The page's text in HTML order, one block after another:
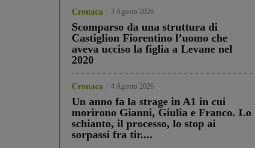
Cronaca 3 Agosto 2026
Scomparso da una struttura di
Castiglion Fiorentino l’uomo che
aveva ucciso la figlia a Levane nel
2020
Cronaca 4 Agosto 2026
Un anno fa la strage in A1 in cui
morirono Gianni, Giulia e Franco. Lo
schianto, il processo, lo stop ai
sorpassi fra tir....